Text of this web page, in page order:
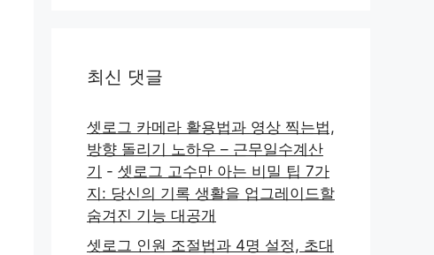
최신 댓글
셋로그 카메라 활용법과 영상 찍는법,
방향 돌리기 노하우 – 근무일수계산
기 - 셋로그 고수만 아는 비밀 팁 7가
지: 당신의 기록 생활을 업그레이드할
숨겨진 기능 대공개
셋로그 인원 조절법과 4명 설정, 초대